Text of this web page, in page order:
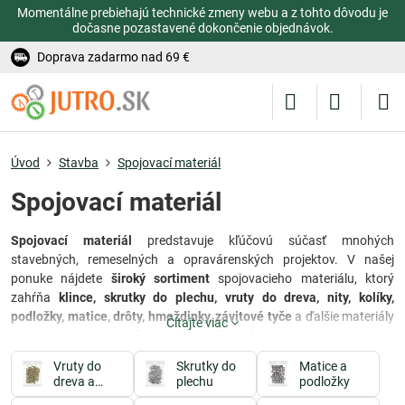
Momentálne prebiehajú technické zmeny webu a z tohto dôvodu je
dočasne pozastavené dokončenie objednávok.
Doprava zadarmo nad 69 €
Úvod Stavba Spojovací materiál
Spojovací materiál
Spojovací materiál
predstavuje kľúčovú súčasť mnohých
stavebných, remeselných a opravárenských projektov. V našej
ponuke nájdete široký sortiment spojovacieho materiálu, ktorý
zahŕňa
klince, skrutky do plechu, vruty do dreva, nity, kolíky,
podložky, matice, drôty, hmoždinky, závitové tyče a ďalšie materiály
Klince
sú ideálne pre pevné a trvalé spojenie dvoch materiálov
prostredníctvom ich vhodného zahnutia alebo ohnutia.Skrutky do
Čítajte viac
Vruty do
dreva a
SDK
Skrutky do
plechu
Matice a
podložky